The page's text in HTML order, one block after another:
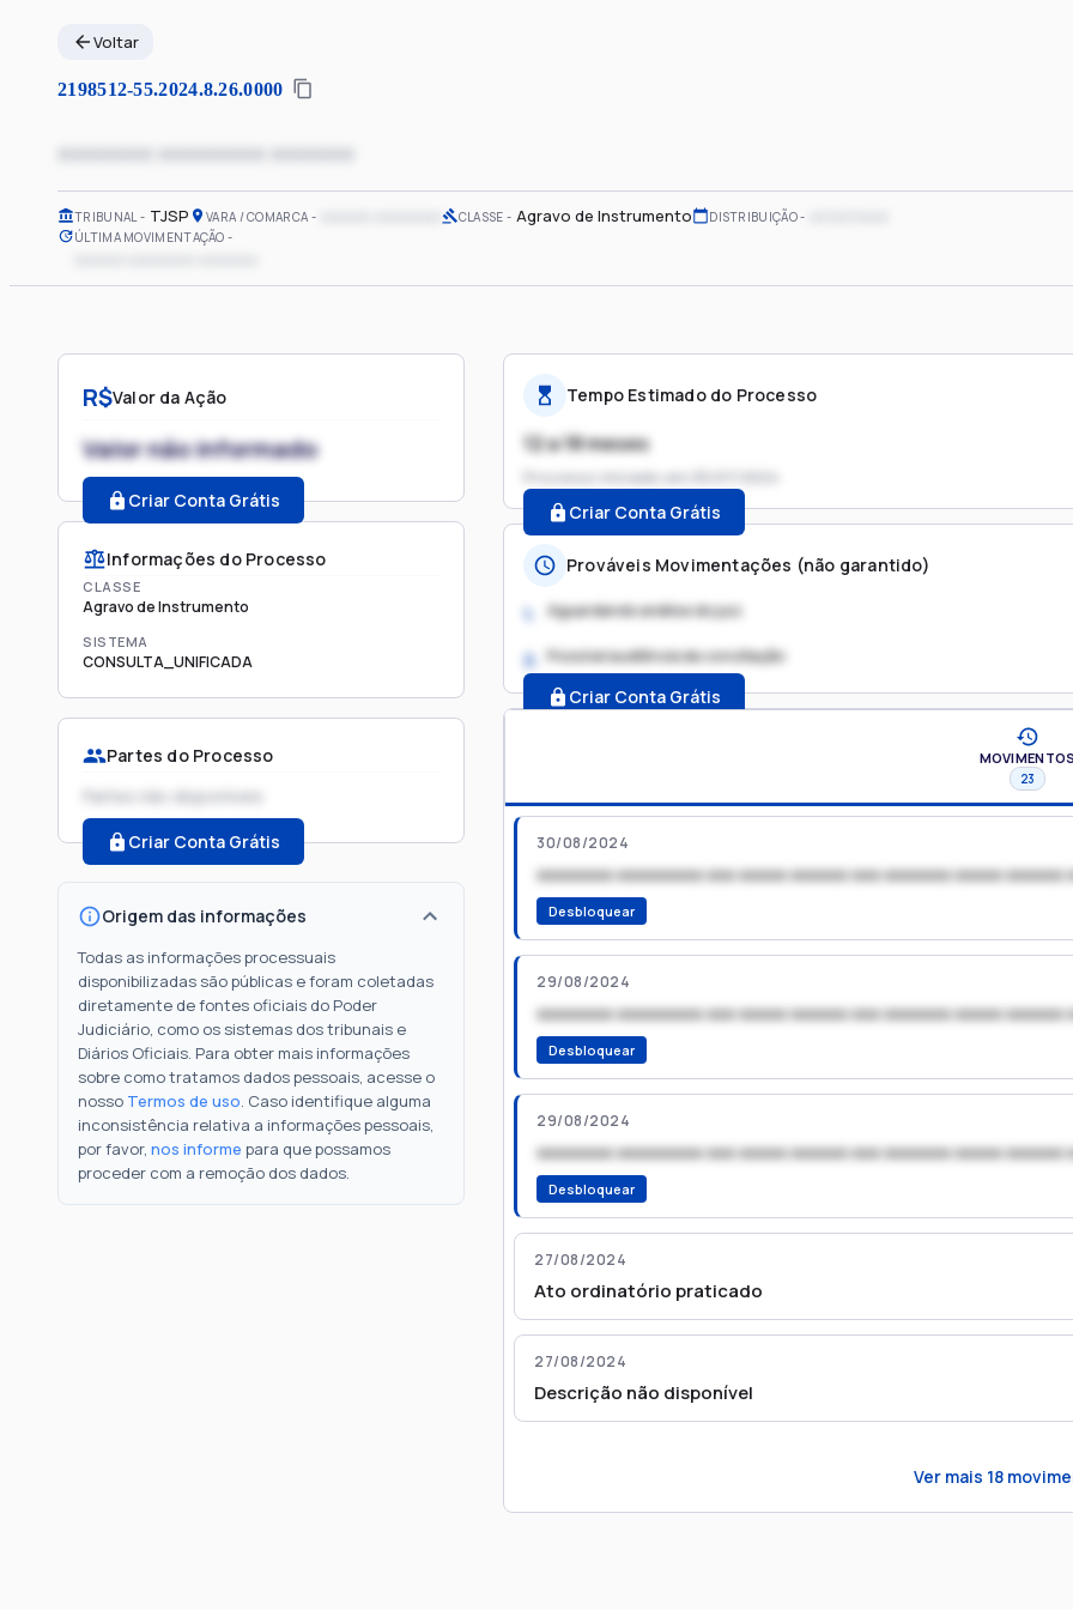
Voltar
2198512-55.2024.8.26.0000
xxxxxxxx xxxxxxxxx xxxxxxx
TRIBUNAL TJSP VARA / COMARCA CLASSE Agravo de Instrumento DISTRIBUIÇÃO
ÚLTIMA MOVIMENTAÇÃO
R$Valor da Ação
Valor não informado
Criar Conta Grátis
Informações do Processo
CLASSE
Agravo de Instrumento
SISTEMA
CONSULTA_UNIFICADA
Partes do Processo
Partes não disponíveis
Criar Conta Grátis
Origem das informações
Todas as informações processuais
disponibilizadas são públicas e foram coletadas
diretamente de fontes oficiais do Poder
Judiciário, como os sistemas dos tribunais e
Diários Oficiais. Para obter mais informações
sobre como tratamos dados pessoais, acesse o
nosso Termos de uso. Caso identifique alguma
inconsistência relativa a informações pessoais,
por favor, nos informe para que possamos
proceder com a remoção dos dados.
Tempo Estimado do Processo
12 a 18 meses
Processo iniciado em
Criar Conta Grátis
Prováveis Movimentações (não garantido)
1. Aguardando análise do juiz
2. Possível audiência de conciliação
Criar Conta Grátis
MOVIMENTOS
23
30/08/2024
xxxxxxxx xxxxxxxxx xxx xxxxx xxxxxx xxx xxxxxxx xxxxx xxxxxx
Desbloquear
29/08/2024
xxxxxxxx xxxxxxxxx xxx xxxxx xxxxxx xxx xxxxxxx xxxxx xxxxxx
Desbloquear
29/08/2024
xxxxxxxx xxxxxxxxx xxx xxxxx xxxxxx xxx xxxxxxx xxxxx xxxxxx
Desbloquear
27/08/2024
Ato ordinatório praticado
27/08/2024
Descrição não disponível
Ver mais 18